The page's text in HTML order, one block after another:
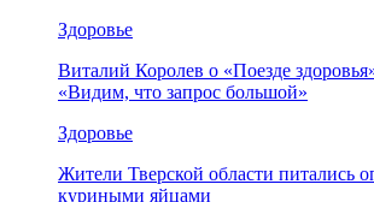
Здоровье
Виталий Королев о «Поезде
«Видим, что запрос большой»
Здоровье
Жители Тверской области питались
куриными яйцами